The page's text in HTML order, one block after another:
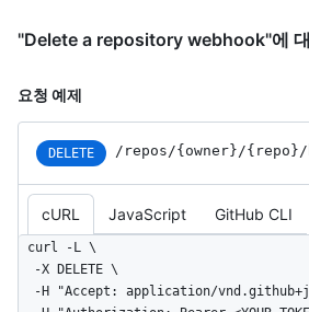
"Delete a repository webhook"에
요청 예제
DELETE /repos/{owner}/{repo}/
cURL JavaScript GitHub CLI
curl -L \